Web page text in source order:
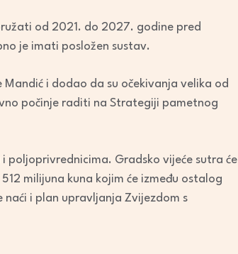
od 2021. do 2027. godine pred
je imati posložen sustav.
i dodao da su očekivanja velika od
počinje raditi na Strategiji pametnog
Gradsko vijeće sutra će
milijuna kuna kojim će između ostalog
i plan upravljanja Zvijezdom s